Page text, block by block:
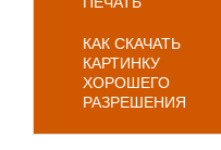
КАК СКАЧАТЬ
КАРТИНКУ
ХОРОШЕГО
РАЗРЕШЕНИЯ